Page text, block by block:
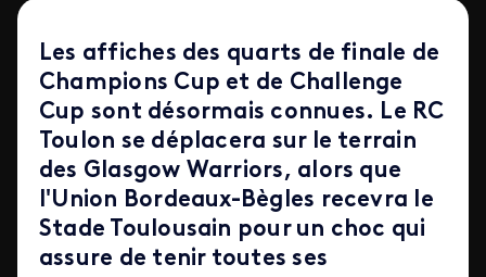
Les affiches des quarts de finale de
Champions Cup et de Challenge
Cup sont désormais connues. Le RC
Toulon se déplacera sur le terrain
des Glasgow Warriors, alors que
l'Union Bordeaux-Bègles recevra le
Stade Toulousain pour un choc qui
assure de tenir toutes ses